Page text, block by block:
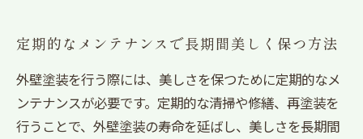
定期的なメンテナンスで長期間美しく保つ方法
外壁塗装を行う際には、美しさを保つために定期的なメ
ンテナンスが必要です。定期的な清掃や修繕、再塗装を
行うことで、外壁塗装の寿命を延ばし、美しさを長期間